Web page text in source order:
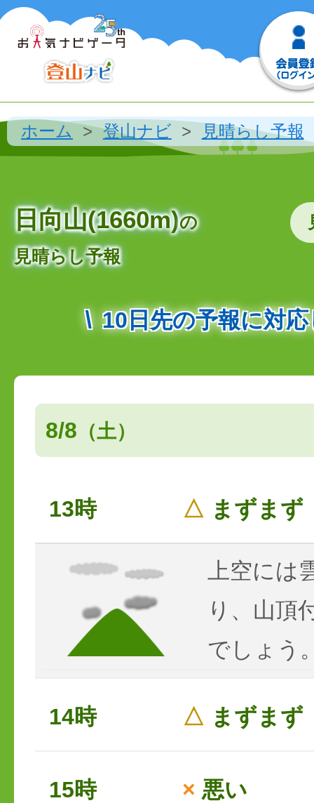
ホーム 登山ナビ 見晴らし予報
日向山(1660m)の
見晴らし予報
10日先の予報に対
8/8 （土）
13時 △ まずまず
上空には
り、山頂
でしょう
14時 △ まずまず
15時 × 悪い